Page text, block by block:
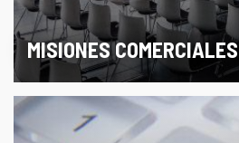
MISIONES COMERCIALES